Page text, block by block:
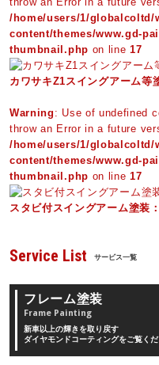
/home/users/1/globalcoltd/
content/themes/www.gd-
thumbnail.php on line17
カワサキZ1スイングアーム等
Warning : Use of undefined
throw an Error in a future
/home/users/1/globalcoltd/
content/themes/www.gd-
thumbnail.php on line17
スタビ付スイングアーム塗装
Service List サービス一覧
フレーム塗装
Frame Painting
新車以上の輝きを取り戻す
ダイヤモンドコーティングをご覧くだ